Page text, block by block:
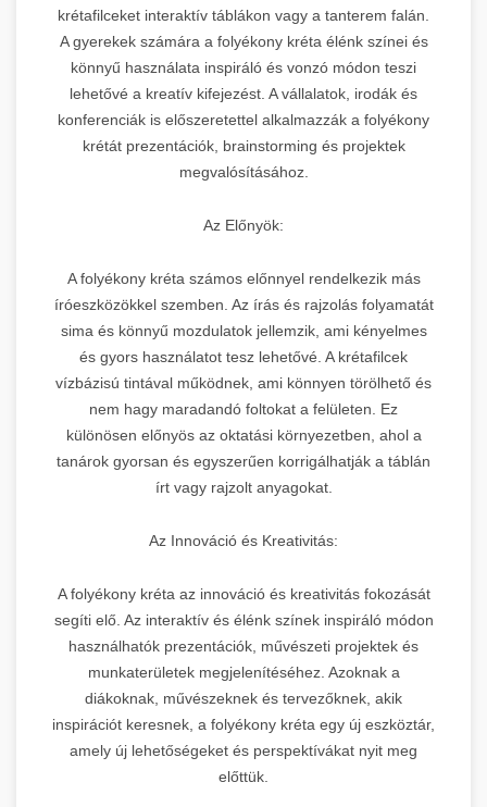
krétafilceket interaktív táblákon vagy a tanterem falán.
A gyerekek számára a folyékony kréta élénk színei és
könnyű használata inspiráló és vonzó módon teszi
lehetővé a kreatív kifejezést. A vállalatok, irodák és
konferenciák is előszeretettel alkalmazzák a folyékony
krétát prezentációk, brainstorming és projektek
megvalósításához.
Az Előnyök:
A folyékony kréta számos előnnyel rendelkezik más
íróeszközökkel szemben. Az írás és rajzolás folyamatát
sima és könnyű mozdulatok jellemzik, ami kényelmes
és gyors használatot tesz lehetővé. A krétafilcek
vízbázisú tintával működnek, ami könnyen törölhető és
nem hagy maradandó foltokat a felületen. Ez
különösen előnyös az oktatási környezetben, ahol a
tanárok gyorsan és egyszerűen korrigálhatják a táblán
írt vagy rajzolt anyagokat.
Az Innováció és Kreativitás:
A folyékony kréta az innováció és kreativitás fokozását
segíti elő. Az interaktív és élénk színek inspiráló módon
használhatók prezentációk, művészeti projektek és
munkaterületek megjelenítéséhez. Azoknak a
diákoknak, művészeknek és tervezőknek, akik
inspirációt keresnek, a folyékony kréta egy új eszköztár,
amely új lehetőségeket és perspektívákat nyit meg
előttük.